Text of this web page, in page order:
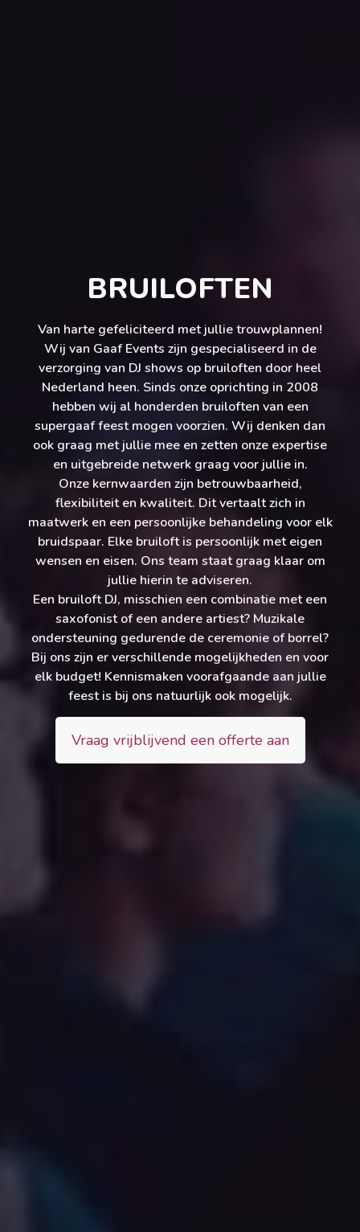
BRUILOFTEN
Van harte gefeliciteerd met jullie trouwplannen!
Wij van Gaaf Events zijn gespecialiseerd in de
verzorging van DJ shows op bruiloften door heel
Nederland heen. Sinds onze oprichting in 2008
hebben wij al honderden bruiloften van een
supergaaf feest mogen voorzien. Wij denken dan
ook graag met jullie mee en zetten onze expertise
en uitgebreide netwerk graag voor jullie in.
Onze kernwaarden zijn betrouwbaarheid,
flexibiliteit en kwaliteit. Dit vertaalt zich in
maatwerk en een persoonlijke behandeling voor elk
bruidspaar. Elke bruiloft is persoonlijk met eigen
wensen en eisen. Ons team staat graag klaar om
jullie hierin te adviseren.
Een bruiloft DJ, misschien een combinatie met een
saxofonist of een andere artiest? Muzikale
ondersteuning gedurende de ceremonie of borrel?
Bij ons zijn er verschillende mogelijkheden en voor
elk budget! Kennismaken voorafgaande aan jullie
feest is bij ons natuurlijk ook mogelijk.
Vraag vrijblijvend een offerte aan